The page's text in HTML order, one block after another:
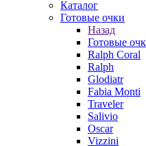
Каталог
Готовые очки
Назад
Готовые
Ralph Coral
Ralph
Glodiatr
Fabia Monti
Traveler
Salivio
Oscar
Vizzini